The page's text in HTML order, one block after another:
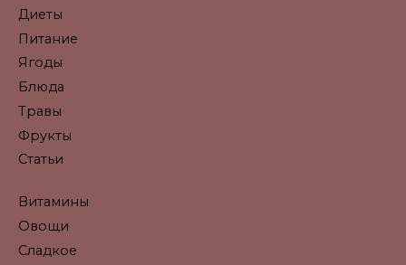
Диеты
Питание
Ягоды
Блюда
Травы
Фрукты
Статьи
Витамины
Овощи
Сладкое